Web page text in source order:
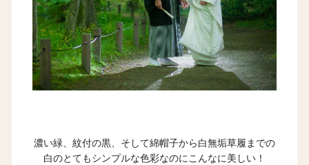
濃い緑、紋付の黒、そして綿帽子から白無垢草履までの
白のとてもシンプルな色彩なのにこんなに美しい！